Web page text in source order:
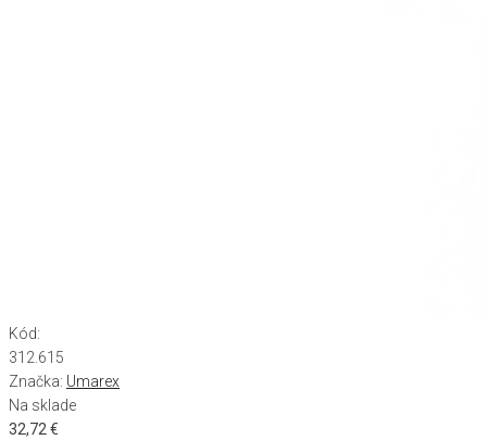
Kód:
312.615
Značka: Umarex
Na sklade
32,72 €